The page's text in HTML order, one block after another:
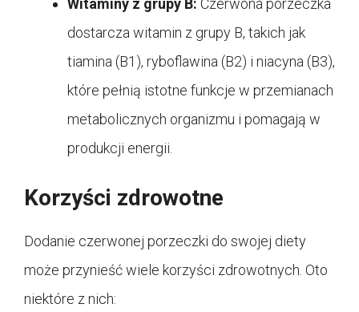
Witaminy z grupy B: Czerwona porzeczka
dostarcza witamin z grupy B, takich jak
tiamina (B1), ryboflawina (B2) i niacyna (B3),
które pełnią istotne funkcje w przemianach
metabolicznych organizmu i pomagają w
produkcji energii.
Korzyści zdrowotne
Dodanie czerwonej porzeczki do swojej diety
może przynieść wiele korzyści zdrowotnych. Oto
niektóre z nich: